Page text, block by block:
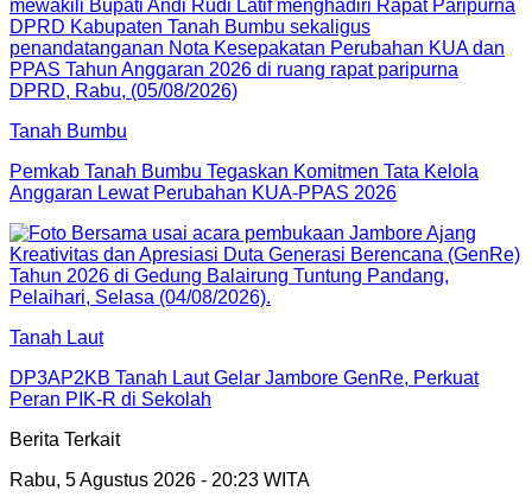
Tanah Bumbu
Pemkab Tanah Bumbu Tegaskan Komitmen Tata Kelola
Anggaran Lewat Perubahan KUA-PPAS 2026
Tanah Laut
DP3AP2KB Tanah Laut Gelar Jambore GenRe, Perkuat
Peran PIK-R di Sekolah
Berita Terkait
Rabu, 5 Agustus 2026 - 20:23 WITA